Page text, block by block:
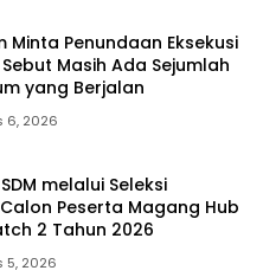
Minta Penundaan Eksekusi
Masih Ada Sejumlah
yang Berjalan
6, 2026
melalui Seleksi
Peserta Magang Hub
2 Tahun 2026
5, 2026